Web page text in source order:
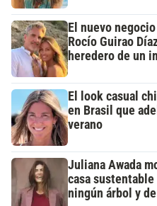
El nuevo
Rocío Guirao
heredero de un
El look casual
en Brasil que
verano
Juliana Awada
casa
ningún árbol y